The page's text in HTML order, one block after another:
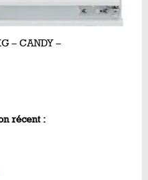
– CANDY –
récent :